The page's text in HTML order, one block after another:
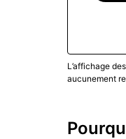
Rotor;
(Mise à
L’affichage
aucunement